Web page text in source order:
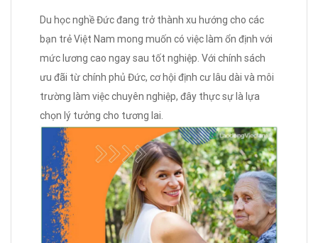
Du học nghề Đức đang trở thành xu hướng cho các
bạn trẻ Việt Nam mong muốn có việc làm ổn định với
mức lương cao ngay sau tốt nghiệp. Với chính sách
ưu đãi từ chính phủ Đức, cơ hội định cư lâu dài và môi
trường làm việc chuyên nghiệp, đây thực sự là lựa
chọn lý tưởng cho tương lai.